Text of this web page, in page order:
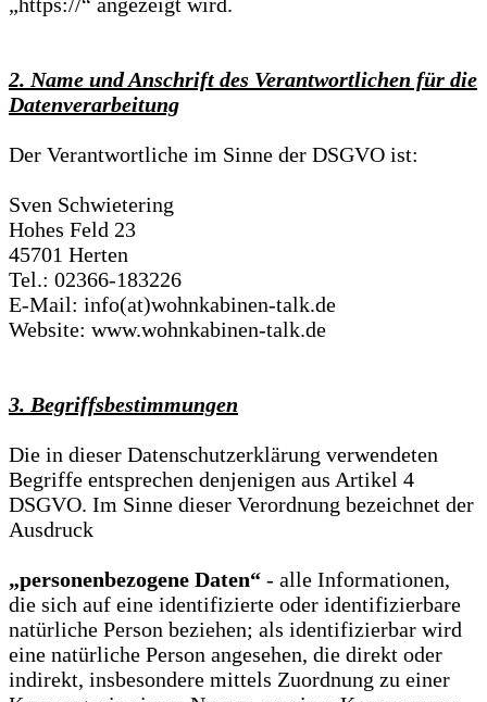
2. Name und Anschrift des Verantwortlichen für die
Datenverarbeitung
Der Verantwortliche im Sinne der DSGVO ist:
Sven Schwietering
Hohes Feld 23
45701 Herten
Tel.: 02366-183226
E-Mail: info(at)wohnkabinen-talk.de
Website: www.wohnkabinen-talk.de
3. Begriffsbestimmungen
Die in dieser Datenschutzerklärung verwendeten
Begriffe entsprechen denjenigen aus Artikel 4
DSGVO. Im Sinne dieser Verordnung bezeichnet der
Ausdruck
„personenbezogene Daten“ - alle Informationen,
die sich auf eine identifizierte oder identifizierbare
natürliche Person beziehen; als identifizierbar wird
eine natürliche Person angesehen, die direkt oder
indirekt, insbesondere mittels Zuordnung zu einer